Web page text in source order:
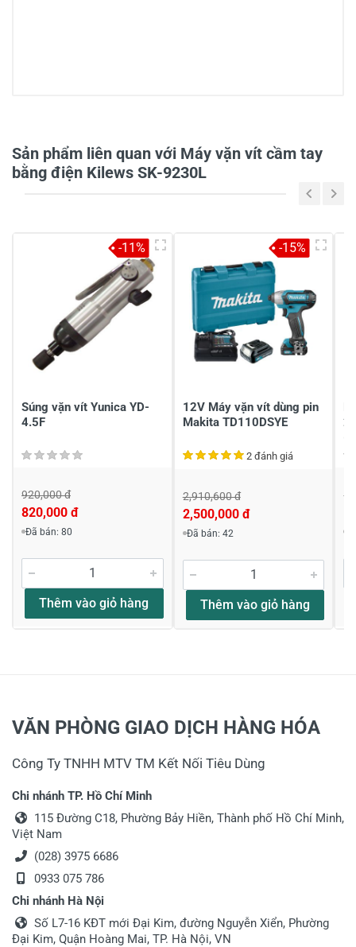
-
1
-
Chia sẻ nhận xét về sản phẩm
Viết nhận xét về sản phẩm
Đánh giá sao
Viết nhận xét của bạn vào bên dưới *
Gửi nhận xét
Sản phẩm liên quan với Máy vặn vít cầm tay
bằng điện Kilews SK-9230L
Súng vặn vít Yunica YD-
4.5F
920,000 đ
820,000 đ
Đã bán: 80
Thêm vào giỏ hàng
-11%
12V Máy vặn vít dùng pin
Makita TD110DSYE
2 đánh giá
2,910,600 đ
2,500,000 đ
Đã bán: 42
Thêm vào giỏ hàng
-15%
VĂN PHÒNG GIAO DỊCH HÀNG HÓA
Công Ty TNHH MTV TM Kết Nối Tiêu Dùng
Chi nhánh TP. Hồ Chí Minh
115 Đường C18, Phường Bảy Hiền, Thành phố Hồ Chí Minh,
Việt Nam
(028) 3975 6686
0933 075 786
Chi nhánh Hà Nội
Số L7-16 KĐT mới Đại Kim, đường Nguyễn Xiển, Phường
Đại Kim, Quận Hoàng Mai, TP. Hà Nội, VN